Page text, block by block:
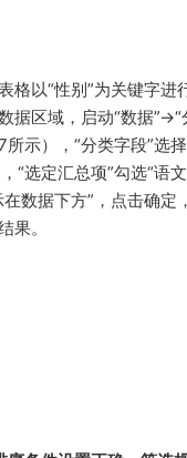
格以“性别”为关键字进
据区域，启动“数据”→“
示），“分类字段”选
“选定汇总项”勾选“语
数据下方”，点击确定
果。